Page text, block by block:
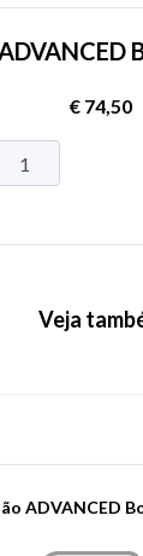
€ 74,50
Veja
ADVANCED